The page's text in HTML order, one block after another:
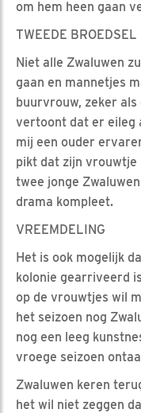
om hem heen gaan
TWEEDE BROEDSEL
Niet alle Zwaluwen
gaan en mannetjes
buurvrouw, zeker
vertoont dat er eileg
mij een ouder
pikt dat zijn vrouwtje
twee jonge
drama kompleet.
VREEMDELING
Het is ook mogelijk
kolonie gearriveerd
op de vrouwtjes wil
het seizoen nog
nog een leeg
vroege seizoen
Zwaluwen keren
het wil niet zeggen